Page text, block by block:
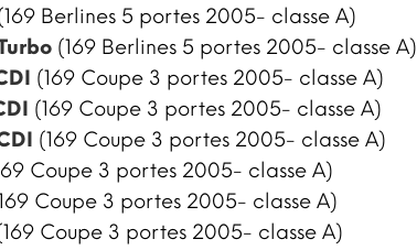
Berlines 5 portes 2005- classe A)
(169 Berlines 5 portes 2005- classe A)
(169 Coupe 3 portes 2005- classe A)
(169 Coupe 3 portes 2005- classe A)
(169 Coupe 3 portes 2005- classe A)
Coupe 3 portes 2005- classe A)
Coupe 3 portes 2005- classe A)
Coupe 3 portes 2005- classe A)